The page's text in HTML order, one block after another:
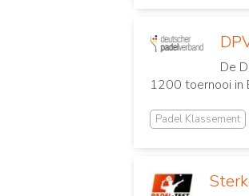
De
1200 toernooi in
Padel Klassement